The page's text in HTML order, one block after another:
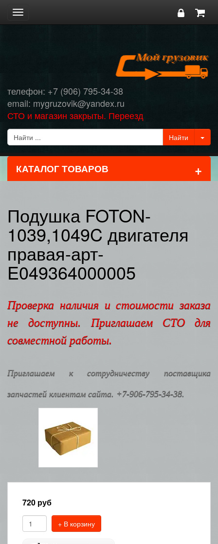
Toggle
navigation
телефон: +7 (906) 795-34-38
email: mygruzovik@yandex.ru
СТО и магазин закрыты. Переезд
КАТАЛОГ ТОВАРОВ +
Подушка FOTON-
1039,1049C двигателя
правая-арт-
E049364000005
Проверка наличия и стоимости заказа
не доступны. Приглашаем СТО для
совместной работы.
Приглашаем к сотрудничеству поставщика
запчастей клиентам сайта. +7-906-795-34-38.
720 руб
+ В корзину